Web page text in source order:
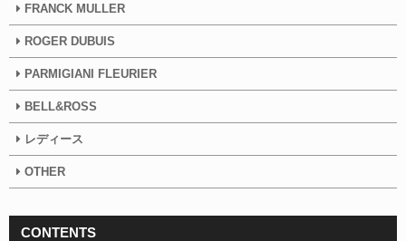
FRANCK MULLER
ROGER DUBUIS
PARMIGIANI FLEURIER
BELL&ROSS
レディース
OTHER
CONTENTS